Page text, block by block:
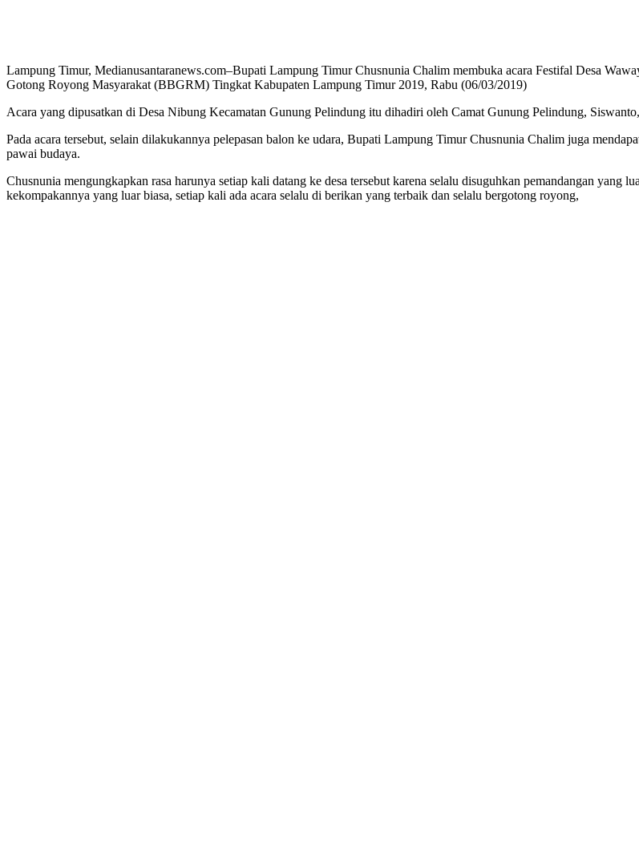
Lampung Timur, Medianusantaranews.com–Bupati Lampung Timur Chusnunia Chalim membuka acara Festifal Desa
Gotong Royong Masyarakat (BBGRM) Tingkat Kabupaten Lampung Timur 2019, Rabu (06/03/2019)
Acara yang dipusatkan di Desa Nibung Kecamatan Gunung Pelindung itu dihadiri oleh Camat Gunung Pelindung,
Pada acara tersebut, selain dilakukannya pelepasan balon ke udara, Bupati Lampung Timur Chusnunia Chalim juga
pawai budaya.
Chusnunia mengungkapkan rasa harunya setiap kali datang ke desa tersebut karena selalu disuguhkan pemandangan yang
kekompakannya yang luar biasa, setiap kali ada acara selalu di berikan yang terbaik dan selalu bergotong royong,